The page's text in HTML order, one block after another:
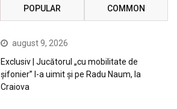
POPULAR COMMON
august 9, 2026
Exclusiv | Jucătorul „cu mobilitate de
șifonier” l-a uimit și pe Radu Naum, la
Craiova